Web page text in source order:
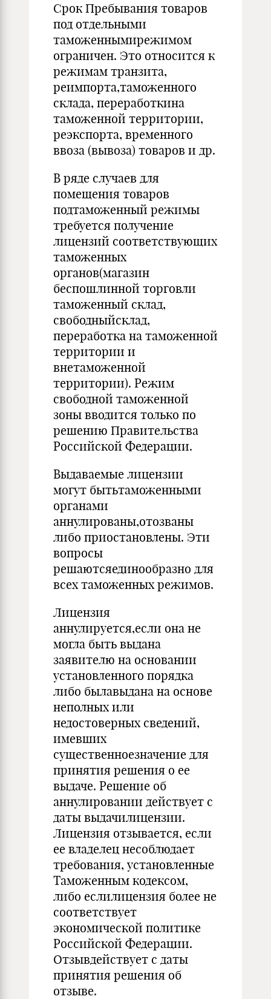
Срок Пребывания товаров
под отдельными
таможеннымирежимом
ограничен. Это относится к
режимам транзита,
реимпорта,таможенного
склада, переработкина
таможенной территории,
реэкспорта, временного
ввоза (вывоза) товаров и др.
В ряде случаев для
помещения товаров
подтаможенный режимы
требуется получение
лицензий соответствующих
таможенных
органов(магазин
беспошлинной торговли
таможенный склад,
свободныйсклад,
переработка на таможенной
территории и
внетаможенной
территории). Режим
свободной таможенной
зоны вводится только по
решению Правительства
Российской Федерации.
Выдаваемые лицензии
могут бытьтаможенными
органами
аннулированы,отозваны
либо приостановлены. Эти
вопросы
решаютсяединообразно для
всех таможенных режимов.
Лицензия
аннулируется,если она не
могла быть выдана
заявителю на основании
установленного порядка
либо былавыдана на основе
неполных или
недостоверных сведений,
имевших
существенноезначение для
принятия решения о ее
выдаче. Решение об
аннулировании действует с
даты выдачилицензии.
Лицензия отзывается, если
ее владелец несоблюдает
требования, установленные
Таможенным кодексом,
либо еслилицензия более не
соответствует
экономической политике
Российской Федерации.
Отзывдействует с даты
принятия решения об
отзыве.